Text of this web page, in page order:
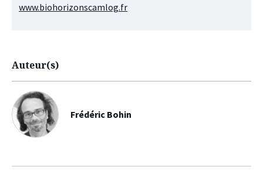
www.biohorizonscamlog.fr
Auteur(s)
Frédéric Bohin